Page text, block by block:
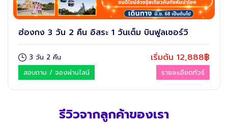
ฮ่องกง 3 วัน 2 คืน อิสระ 1 วันเต็ม บินฟูลเซอร์วิ
3 วัน 2 คืน เริ่มต้น 12,888฿
สอบถาม / จองผ่านไลน์ รายละเอียดทัวร์
รีวิวจากลูกค้าของเรา